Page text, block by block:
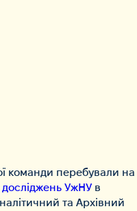
команди перебували на
досліджень УжНУ в
та Архівний